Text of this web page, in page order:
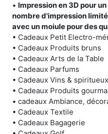
• Impression en 3D pour
nombre d'impression
avec un moiule pour des
• Cadeaux Petit Electro-
• Cadeaux Produits bruns
• Cadeaux Arts de la Table
• Cadeaux Parfums
• Cadeaux Vins & spiritueux
• Cadeaux Produits
• cadeaux Ambiance,
• Cadeaux Textile
• Cadeaux Bagagerie